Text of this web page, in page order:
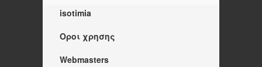
isotimia
Οροι χρησης
Webmasters